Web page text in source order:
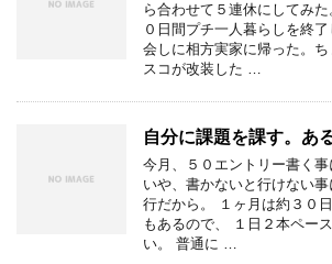
ら合わせて５連休にしてみ
０日間プチ一人暮らしを終
会しに相方実家に帰った。
スコが改装した …
自分に課題を課す。あ
今月、５０エントリー書く事
いや、書かないと行けない
行だから。 １ヶ月は約３０
もあるので、 １日２本ペー
い。 普通に …